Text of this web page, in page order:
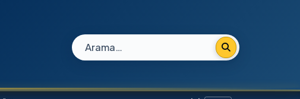
Site içi arama